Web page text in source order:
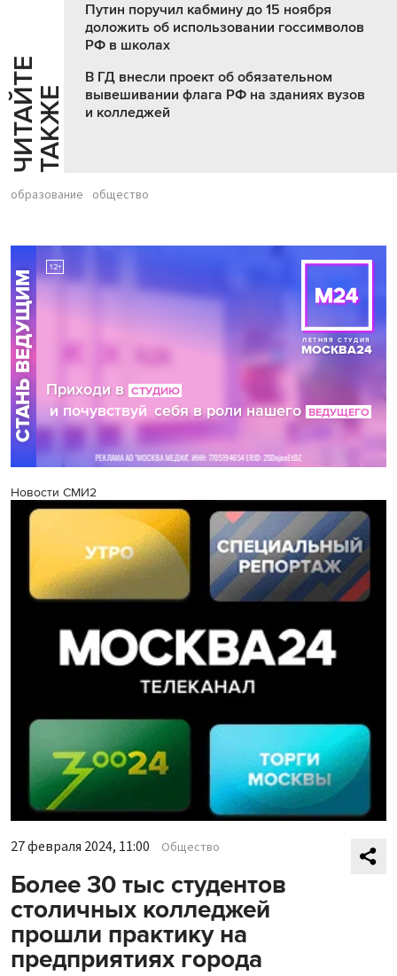
Ч
И
Т
АЙ
Т
Е
Т
А
К
ЖЕ
Путин поручил кабмину до 15 ноября
доложить об использовании госсимволов
РФ в школах
В ГД внесли проект об обязательном
вывешивании флага РФ на зданиях вузов
и колледжей
образование общество
Новости СМИ2
27 февраля 2024, 11:00 Общество
Более 30 тыс студентов
столичных колледжей
прошли практику на
предприятиях города